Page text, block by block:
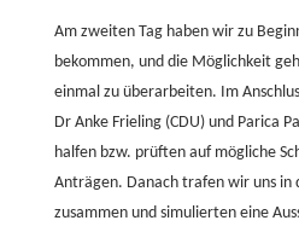
Am zweiten Tag haben wir zu
bekommen, und die Möglichkeit
einmal zu überarbeiten. Im
Dr Anke Frieling (CDU) und Parica
halfen bzw. prüften auf mögliche
Anträgen. Danach trafen wir uns in
zusammen und simulierten eine